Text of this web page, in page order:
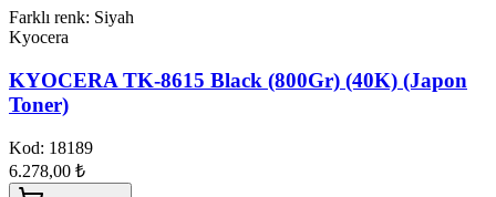
Farklı renk: Siyah
Kyocera
KYOCERA TK-8615 Black (800Gr) (40K) (Japon
Toner)
Kod: 18189
6.278,00 ₺